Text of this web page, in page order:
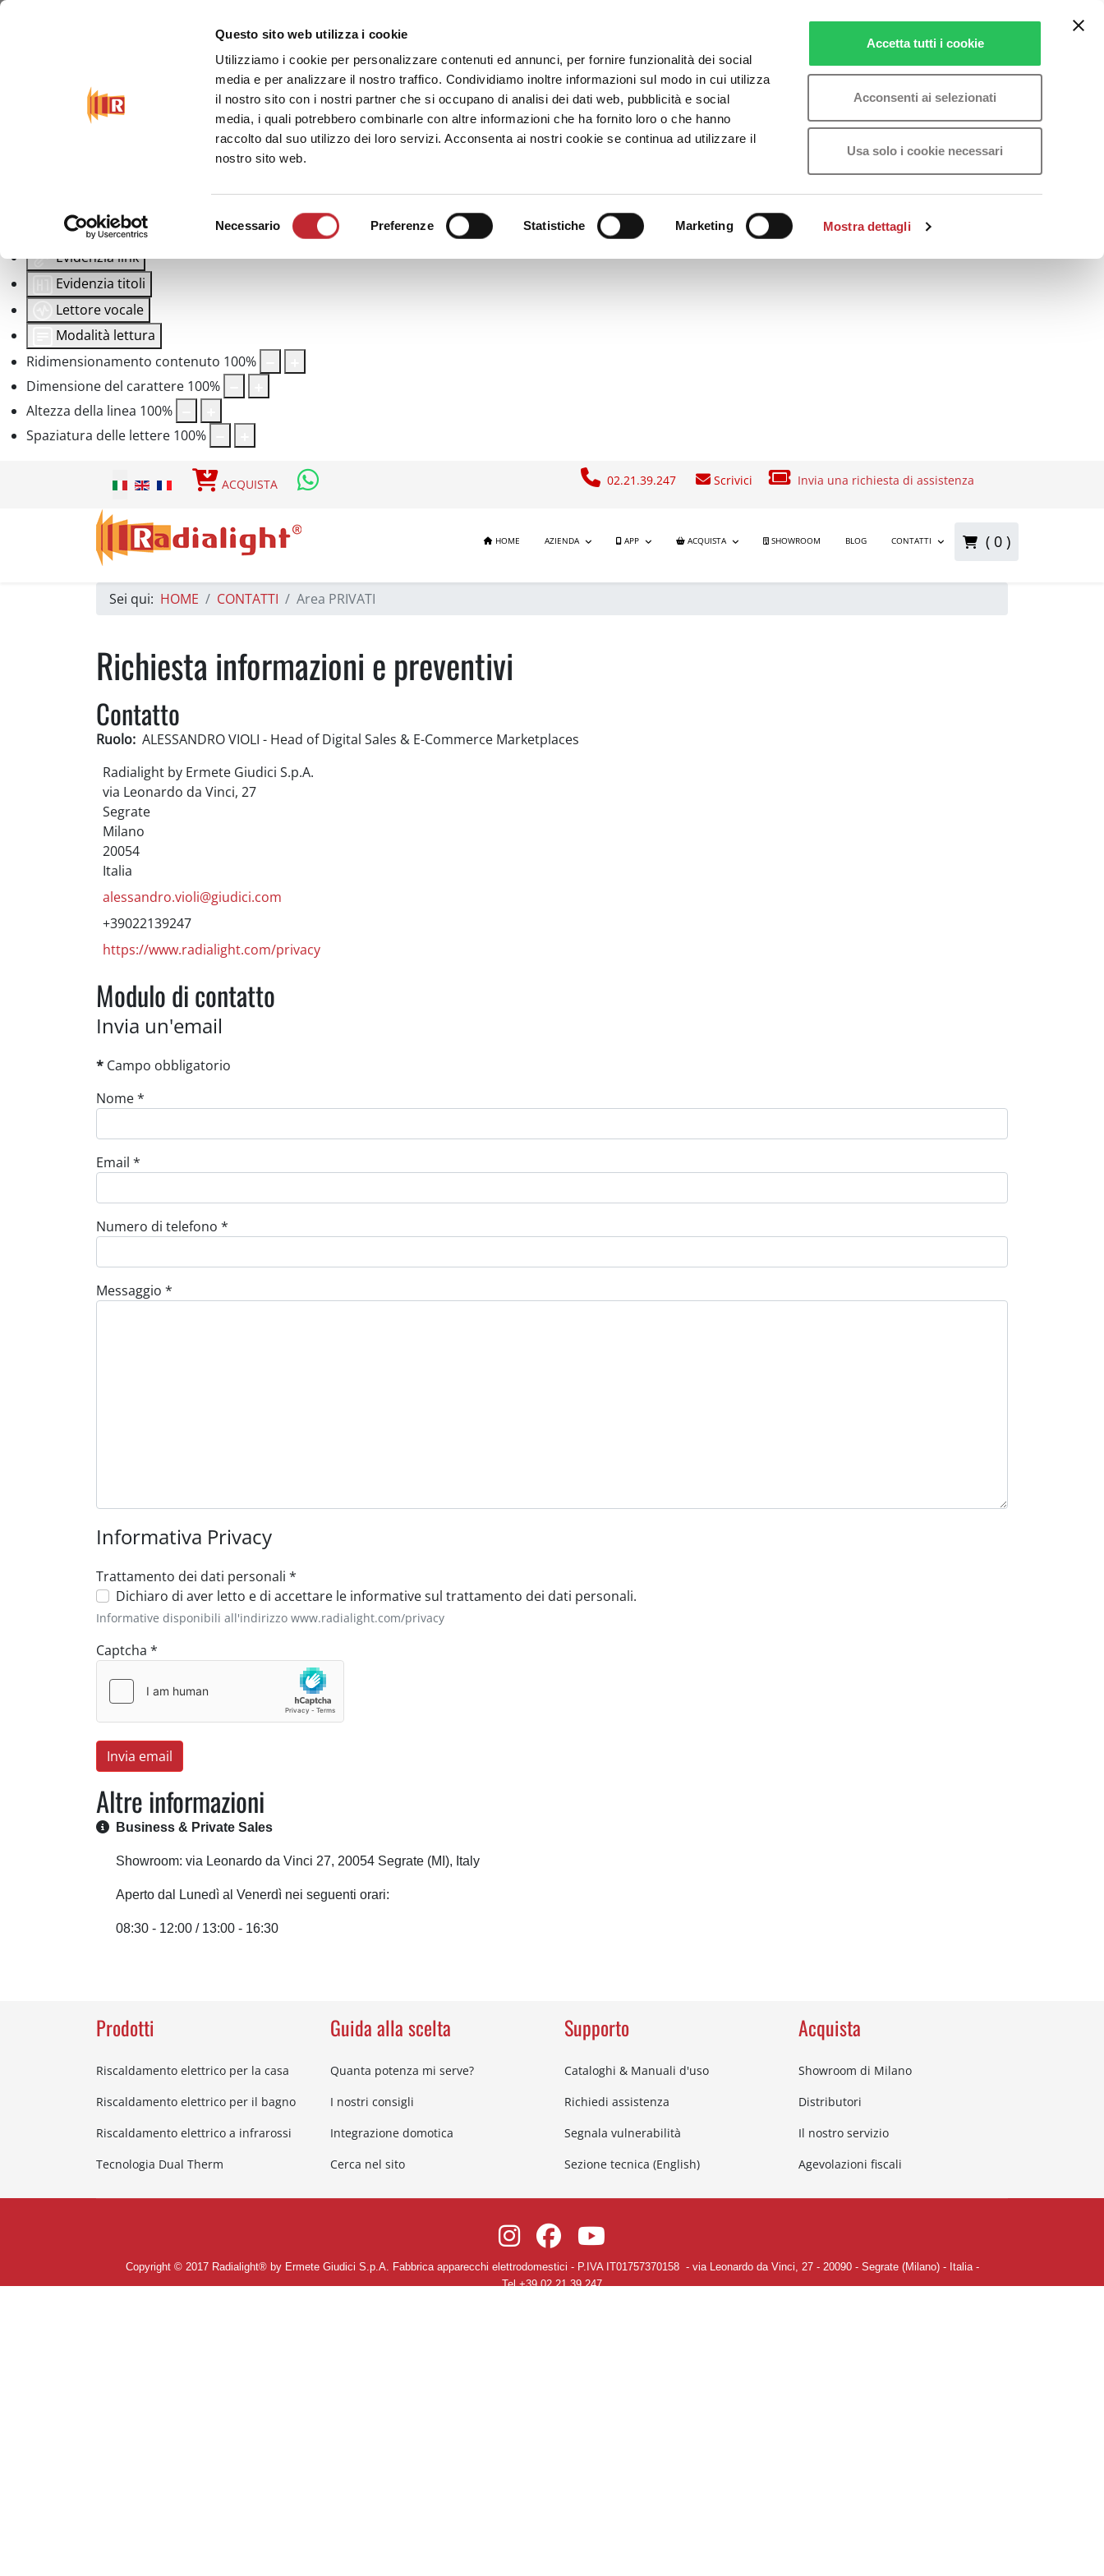
Questo sito web utilizza i cookie
Utilizziamo i cookie per personalizzare contenuti ed annunci, per fornire funzionalità dei social
media e per analizzare il nostro traffico. Condividiamo inoltre informazioni sul modo in cui utilizza
il nostro sito con i nostri partner che si occupano di analisi dei dati web, pubblicità e social
media, i quali potrebbero combinarle con altre informazioni che ha fornito loro o che hanno
raccolto dal suo utilizzo dei loro servizi. Acconsenta ai nostri cookie se continua ad utilizzare il
nostro sito web.
Necessario Preferenze Statistiche Marketing Mostra dettagli
Accetta tutti i cookie
Acconsenti ai selezionati
Usa solo i cookie necessari
Inverti colori
Monocromatico
Alta saturazione
Evidenzia link
Evidenzia titoli
Lettore vocale
Modalità lettura
Ridimensionamento contenuto 100%
Dimensione del carattere 100%
Altezza della linea 100%
Spaziatura delle lettere 100%
Seleziona la tua linguaACQUISTA 02.21.39.247 Scrivici Invia una richiesta di assistenza
HOME AZIENDA APP ACQUISTA SHOWROOM BLOG CONTATTI ( 0 )
Sei qui: HOME CONTATTI Area PRIVATI
Richiesta informazioni e preventivi
Contatto
Ruolo: ALESSANDRO VIOLI - Head of Digital Sales & E-Commerce Marketplaces
Radialight by Ermete Giudici S.p.A.
via Leonardo da Vinci, 27
Segrate
Milano
20054
Italia
alessandro.violi@giudici.com
+39022139247
https://www.radialight.com/privacy
Modulo di contatto
Invia un'email
* Campo obbligatorio
Nome*
Email *
Numero di telefono *
Messaggio *
Informativa Privacy
Trattamento dei dati personali *
Trattamento dei dati personali
Dichiaro di aver letto e di accettare le informative sul trattamento dei dati personali.
Informative disponibili all'indirizzo www.radialight.com/privacy
Captcha *
Invia email
Altre informazioni
Altre informazioni
Business & Private Sales
Showroom: via Leonardo da Vinci 27, 20054 Segrate (MI), Italy
Aperto dal Lunedì al Venerdì nei seguenti orari:
08:30 - 12:00 / 13:00 - 16:30
Prodotti
Riscaldamento elettrico per la casa
Riscaldamento elettrico per il bagno
Riscaldamento elettrico a infrarossi
Tecnologia Dual Therm
Guida alla scelta
Quanta potenza mi serve?
I nostri consigli
Integrazione domotica
Cerca nel sito
Supporto
Cataloghi & Manuali d'uso
Richiedi assistenza
Segnala vulnerabilità
Sezione tecnica (English)
Acquista
Showroom di Milano
Distributori
Il nostro servizio
Agevolazioni fiscali
Copyright © 2017 Radialight® by Ermete Giudici S.p.A. Fabbrica apparecchi elettrodomestici - P.IVA IT01757370158 - via Leonardo da Vinci, 27- 20090- Segrate (Milano) - Italia -
Tel.+39.02.21.39.247